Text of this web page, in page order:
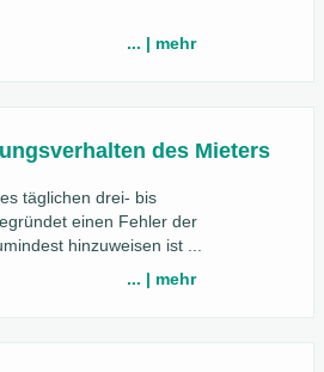
... | mehr
des Mieters
täglichen drei- bis
einen Fehler der
hinzuweisen ist ...
... | mehr